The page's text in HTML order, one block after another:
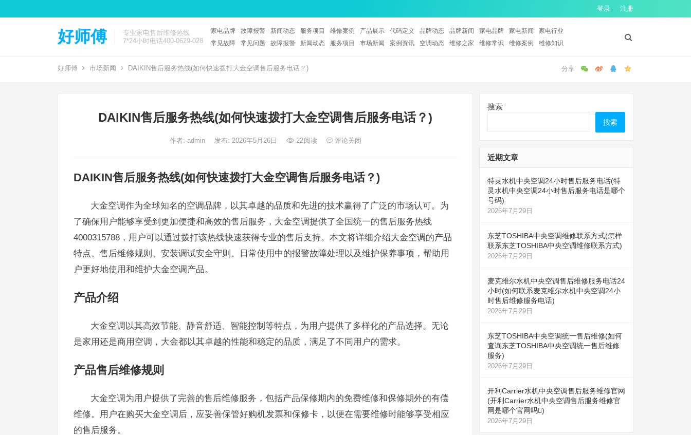
登录 注册
好师傅
专业家电售后维修热线
7*24小时电话400-0629-028
家电品牌 故障报警 新闻动态 服务项目 维修案例 产品展示 代码定义 品牌动态 品牌新闻 家电品牌 家电新闻
家电行业
常见故障
常见问题 故障报警 新闻动态 服务项目 市场新闻 案例资讯 空调动态 维修之家 维修常识 维修案例 维修知识
好师傅 市场新闻 DAIKIN售后服务热线(如何快速拨打大金空调售后服务电话？)
DAIKIN售后服务热线(如何快速拨打大金空调售后服务电话？)
作者: admin 发布: 2026年5月26日 22阅读 评论关闭
DAIKIN售后服务热线(如何快速拨打大金空调售后服务电话？)
大金空调作为全球知名的空调品牌，以其卓越的品质和先进的技术赢得了广泛的市场认可。为
了确保用户能够享受到更加便捷和高效的售后服务，大金空调提供了全国统一的售后服务热线
4000315788，用户可以通过拨打该热线快速获得专业的售后支持。本文将详细介绍大金空调的产品
特点、售后维修规则、安装调试安全守则、日常使用中的报警故障处理以及维护保养事项，帮助用
户更好地使用和维护大金空调产品。
产品介绍
大金空调以其高效节能、静音舒适、智能控制等特点，为用户提供了多样化的产品选择。无论
是家用还是商用空调，大金都以其卓越的性能和稳定的品质，满足了不同用户的需求。
产品售后维修规则
大金空调为用户提供了完善的售后维修服务，包括产品保修期内的免费维修和保修期外的有偿
维修。用户在购买大金空调后，应妥善保管好购机发票和保修卡，以便在需要维修时能够享受相应
的售后服务。
搜索
搜索
近期文章
特灵水机中央空调24小时售后服务电话(特
灵水机中央空调24小时售后服务电话是哪个
号码)
2026年7月29日
东芝TOSHIBA中央空调维修联系方式(怎样
联系东芝TOSHIBA中央空调维修联系方式)
2026年7月29日
麦克维尔水机中央空调售后维修服务电话24
小时(如何联系麦克维尔水机中央空调24小
时售后维修服务电话)
2026年7月29日
东芝TOSHIBA中央空调统一售后维修(如何
查询东芝TOSHIBA中央空调统一售后维修
服务)
2026年7月29日
开利Carrier水机中央空调售后服务维修官网
(开利Carrier水机中央空调售后服务维修官
网是哪个官网吗)
2026年7月29日